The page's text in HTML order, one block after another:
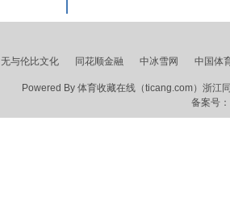
无与伦比文化 同花顺金融 中冰雪网 中国体
Powered By 体育收藏在线（ticang.com）浙江
备案号：